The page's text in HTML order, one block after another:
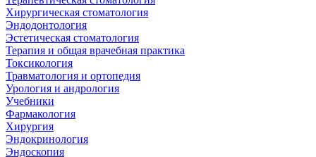
Хирургическая стоматология
Эндодонтология
Эстетическая стоматология
Терапия и общая врачебная практика
Токсикология
Травматология и ортопедия
Урология и андрология
Учебники
Фармакология
Хирургия
Эндокринология
Эндоскопия